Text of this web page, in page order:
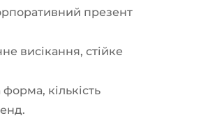
презент
висікання, стійке
кількість